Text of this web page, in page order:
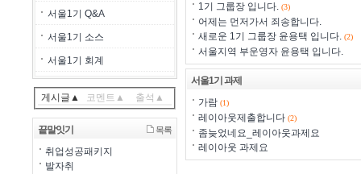
서울1기 Q&A
서울1기 소스
서울1기 회계
게시글▲ 코멘트▲ 출석▲
끝말잇기 목록
취업성공패키지
발자취
1기 그룹장 입니다. (3)
어제는 먼저가서 죄송합니다.
새로운 1기 그룹장 윤용택 입니다. (2)
서울지역 부운영자 윤용택 입니다.
서울1기 과제
가람 (1)
레이아웃제출합니다 (2)
좀늦었네요_레이아웃과제요
레이아웃 과제요